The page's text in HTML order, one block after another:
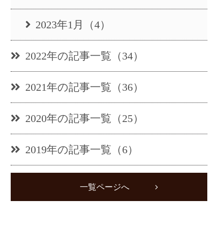
2023年1月（4）
2022年の記事一覧（34）
2021年の記事一覧（36）
2020年の記事一覧（25）
2019年の記事一覧（6）
一覧ページへ